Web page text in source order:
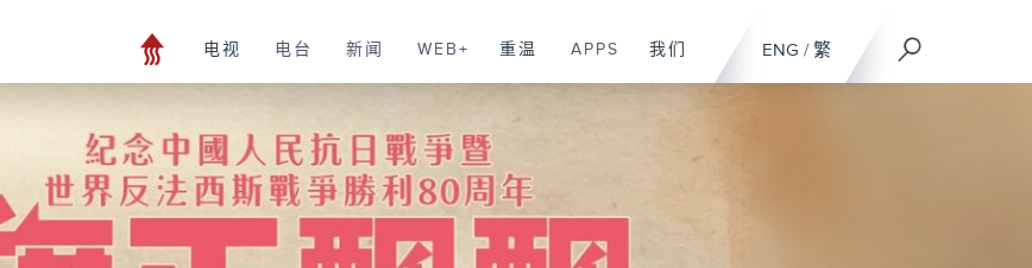
ENG / 繁
电视 电台 新闻 WEB+ 重温 APPS 我们